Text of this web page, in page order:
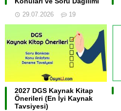
29.07.2026 19
2027 DGS Kaynak Kitap
Önerileri (En İyi Kaynak
Tavsiyesi)